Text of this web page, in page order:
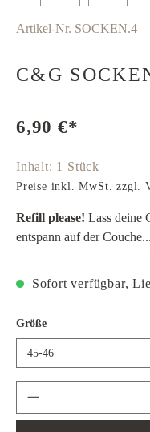
Artikel-Nr. SOCKEN.4
C&G
6,90 €*
Inhalt: 1 Stück
Preise inkl. MwSt. zzgl.
Refill please! Lass deine
entspann auf der Couche...
Sofort verfügbar,
Größeauswählen
Produkt Anzahl: